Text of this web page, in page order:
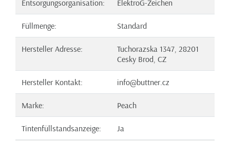
Entsorgungsorganisation: ElektroG-Zeichen
Füllmenge: Standard
Hersteller Adresse:
Tuchorazska 1347, 28201
Cesky Brod, CZ
Hersteller Kontakt: info@buttner.cz
Marke: Peach
Tintenfüllstandsanzeige: Ja